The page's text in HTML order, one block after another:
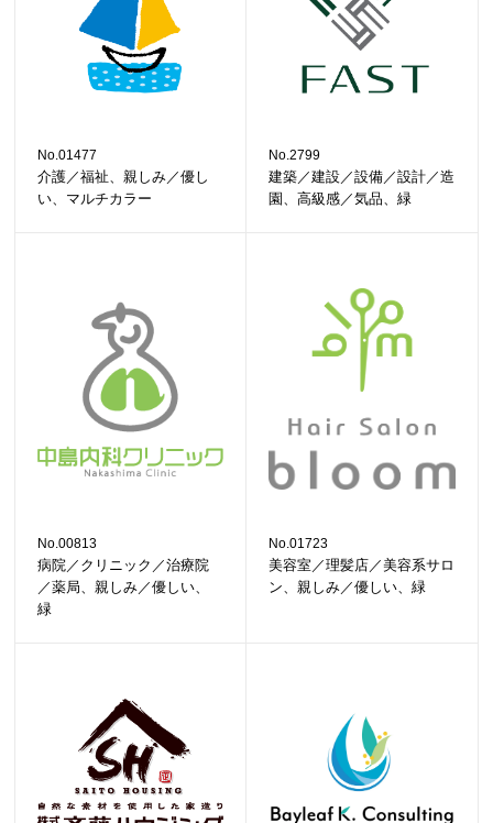
No.01477
介護／福祉、親しみ／優し
い、マルチカラー
No.2799
建築／建設／設備／設計／造
園、高級感／気品、緑
No.00813
病院／クリニック／治療院
／薬局、親しみ／優しい、
緑
No.01723
美容室／理髪店／美容系サロ
ン、親しみ／優しい、緑